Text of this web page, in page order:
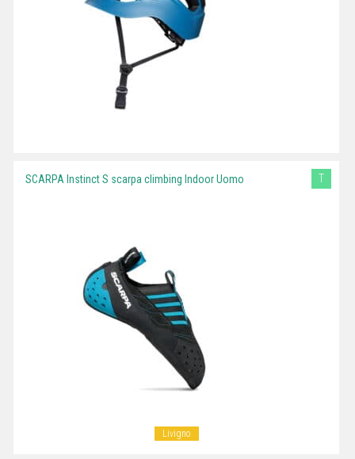
SCARPA Instinct S scarpa climbing Indoor Uomo T
Livigno